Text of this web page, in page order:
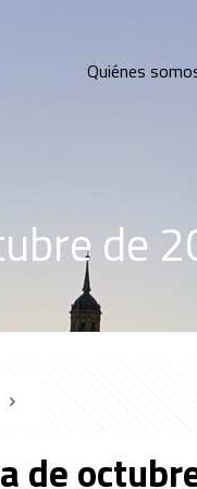
Quiénes
de
de